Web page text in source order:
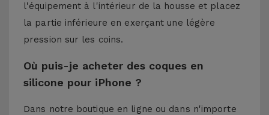
l'équipement à l'intérieur de la housse et placez
la partie inférieure en exerçant une légère
pression sur les coins.
Où puis-je acheter des coques en
silicone pour iPhone ?
Dans notre boutique en ligne ou dans n'importe